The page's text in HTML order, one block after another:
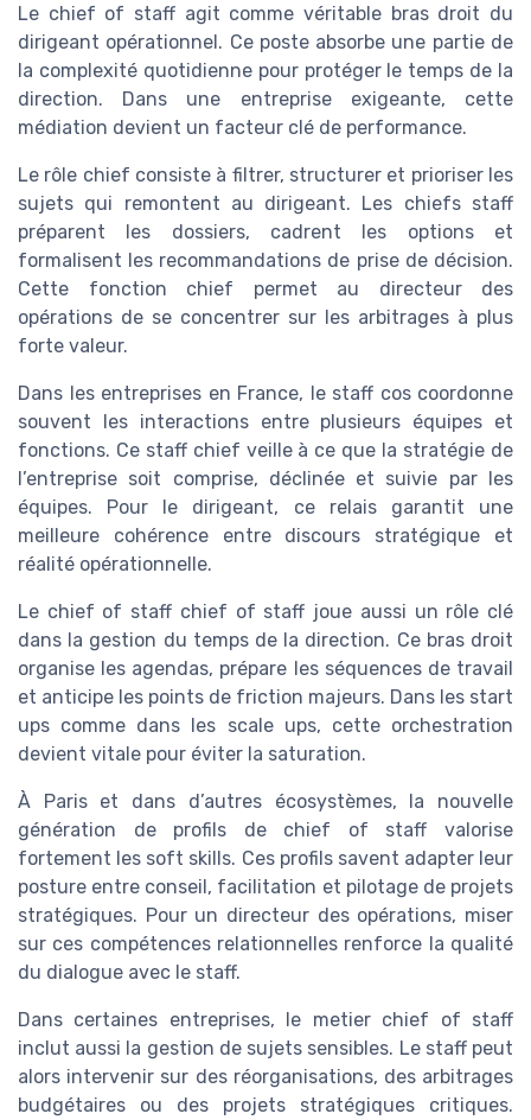
Le chief of staff agit comme véritable bras droit du
dirigeant opérationnel. Ce poste absorbe une partie de
la complexité quotidienne pour protéger le temps de la
direction. Dans une entreprise exigeante, cette
médiation devient un facteur clé de performance.
Le rôle chief consiste à filtrer, structurer et prioriser les
sujets qui remontent au dirigeant. Les chiefs staff
préparent les dossiers, cadrent les options et
formalisent les recommandations de prise de décision.
Cette fonction chief permet au directeur des
opérations de se concentrer sur les arbitrages à plus
forte valeur.
Dans les entreprises en France, le staff cos coordonne
souvent les interactions entre plusieurs équipes et
fonctions. Ce staff chief veille à ce que la stratégie de
l’entreprise soit comprise, déclinée et suivie par les
équipes. Pour le dirigeant, ce relais garantit une
meilleure cohérence entre discours stratégique et
réalité opérationnelle.
Le chief of staff chief of staff joue aussi un rôle clé
dans la gestion du temps de la direction. Ce bras droit
organise les agendas, prépare les séquences de travail
et anticipe les points de friction majeurs. Dans les start
ups comme dans les scale ups, cette orchestration
devient vitale pour éviter la saturation.
À Paris et dans d’autres écosystèmes, la nouvelle
génération de profils de chief of staff valorise
fortement les soft skills. Ces profils savent adapter leur
posture entre conseil, facilitation et pilotage de projets
stratégiques. Pour un directeur des opérations, miser
sur ces compétences relationnelles renforce la qualité
du dialogue avec le staff.
Dans certaines entreprises, le metier chief of staff
inclut aussi la gestion de sujets sensibles. Le staff peut
alors intervenir sur des réorganisations, des arbitrages
budgétaires ou des projets stratégiques critiques.